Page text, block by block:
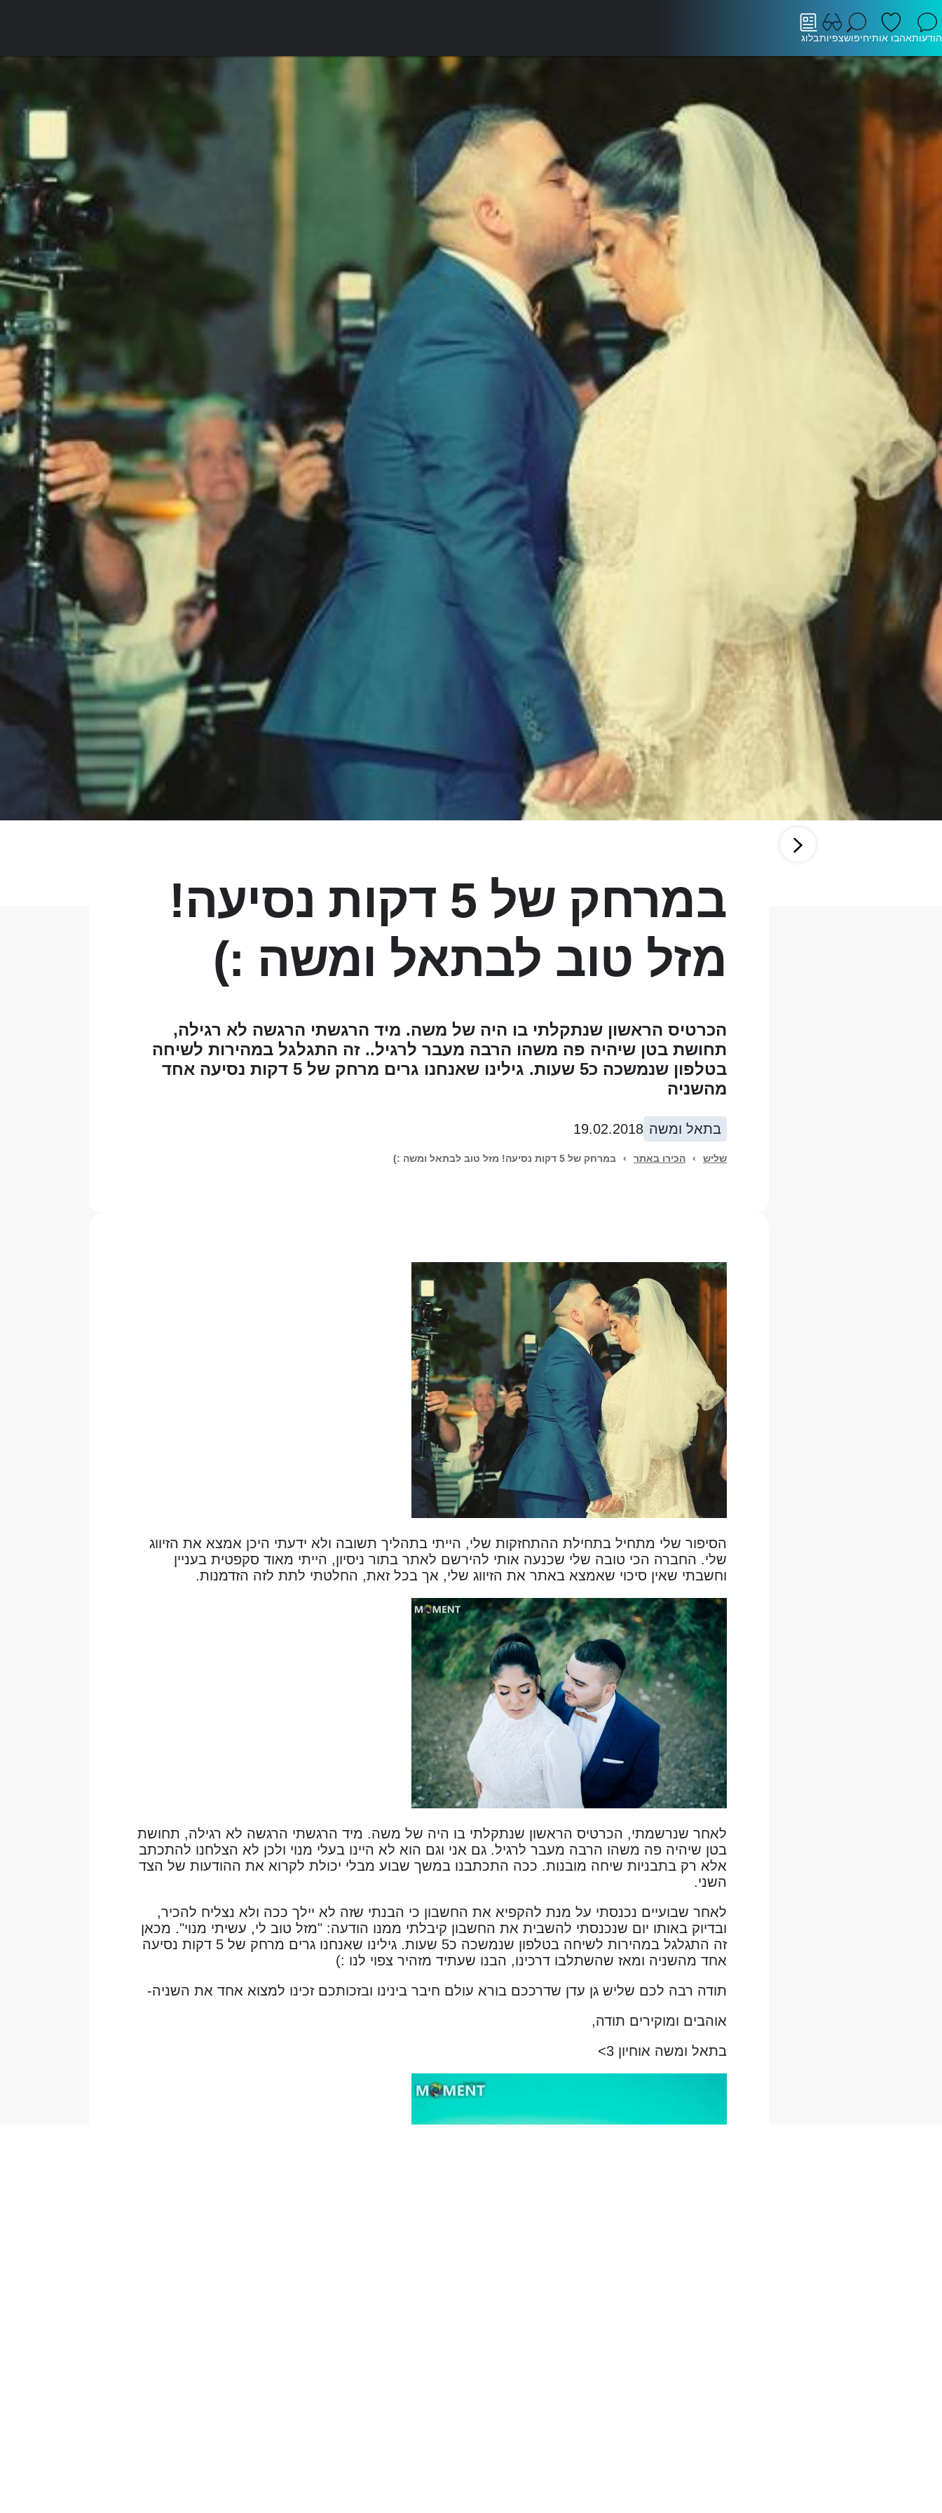
הודעותאהבו אותיחיפושצפיותבלוג
במרחק של 5 דקות נסיעה!
מזל טוב לבתאל ומשה :)
הכרטיס הראשון שנתקלתי בו היה של משה. מיד הרגשתי הרגשה לא רגילה,
תחושת בטן שיהיה פה משהו הרבה מעבר לרגיל.. זה התגלגל במהירות לשיחה
בטלפון שנמשכה כ5 שעות. גילינו שאנחנו גרים מרחק של 5 דקות נסיעה אחד
מהשניה
בתאל ומשה 19.02.2018
שליש › הכירו באתר › במרחק של 5 דקות נסיעה! מזל טוב לבתאל ומשה :)
הסיפור שלי מתחיל בתחילת ההתחזקות שלי, הייתי בתהליך תשובה ולא ידעתי היכן אמצא את הזיווג
שלי. החברה הכי טובה שלי שכנעה אותי להירשם לאתר בתור ניסיון, הייתי מאוד סקפטית בעניין
וחשבתי שאין סיכוי שאמצא באתר את הזיווג שלי, אך בכל זאת, החלטתי לתת לזה הזדמנות.
לאחר שנרשמתי, הכרטיס הראשון שנתקלתי בו היה של משה. מיד הרגשתי הרגשה לא רגילה, תחושת
בטן שיהיה פה משהו הרבה מעבר לרגיל. גם אני וגם הוא לא היינו בעלי מנוי ולכן לא הצלחנו להתכתב
אלא רק בתבניות שיחה מובנות. ככה התכתבנו במשך שבוע מבלי יכולת לקרוא את ההודעות של הצד
השני.
לאחר שבועיים נכנסתי על מנת להקפיא את החשבון כי הבנתי שזה לא יילך ככה ולא נצליח להכיר,
ובדיוק באותו יום שנכנסתי להשבית את החשבון קיבלתי ממנו הודעה: "מזל טוב לי, עשיתי מנוי". מכאן
זה התגלגל במהירות לשיחה בטלפון שנמשכה כ5 שעות. גילינו שאנחנו גרים מרחק של 5 דקות נסיעה
אחד מהשניה ומאז שהשתלבו דרכינו, הבנו שעתיד מזהיר צפוי לנו :)
תודה רבה לכם שליש גן עדן שדרככם בורא עולם חיבר בינינו ובזכותכם זכינו למצוא אחד את השניה-
אוהבים ומוקירים תודה,
בתאל ומשה אוחיון 3>